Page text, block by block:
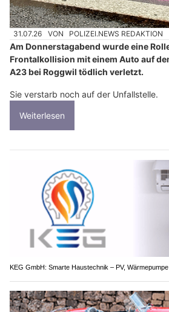
31.07.26 VON POLIZEI.NEWS REDAKTION
Am Donnerstagabend wurde eine
Frontalkollision mit einem Auto auf
A23 bei Roggwil tödlich verletzt.
Sie verstarb noch auf der Unfallstelle.
Weiterlesen
KEG GmbH: Smarte Haustechnik – PV,